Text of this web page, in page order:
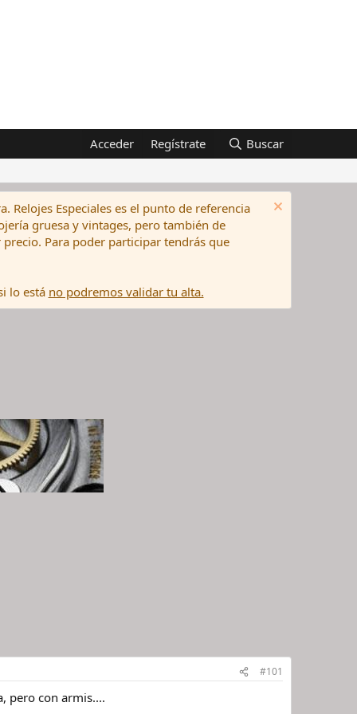
Acceder Regístrate Buscar
Relojes Especiales es el punto de referencia
gruesa y vintages, pero también de
Para poder participar tendrás que
lo está no podremos validar tu alta.
#101
pero con armis....